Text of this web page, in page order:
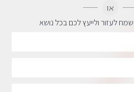
או
לעזור ולייעץ לכם בכל נושא